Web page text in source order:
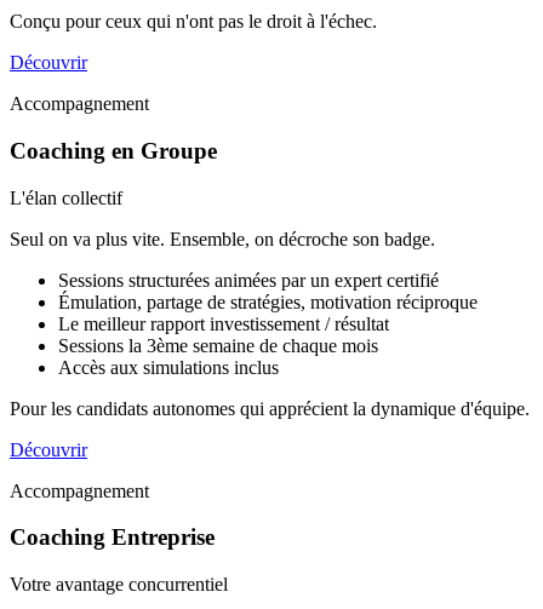
Conçu pour ceux qui n'ont pas le droit à l'échec.
Découvrir
Accompagnement
Coaching en Groupe
L'élan collectif
Seul on va plus vite. Ensemble, on décroche son badge.
Sessions structurées animées par un expert certifié
Émulation, partage de stratégies, motivation réciproque
Le meilleur rapport investissement / résultat
Sessions la 3ème semaine de chaque mois
Accès aux simulations inclus
Pour les candidats autonomes qui apprécient la dynamique d'équipe.
Découvrir
Accompagnement
Coaching Entreprise
Votre avantage concurrentiel